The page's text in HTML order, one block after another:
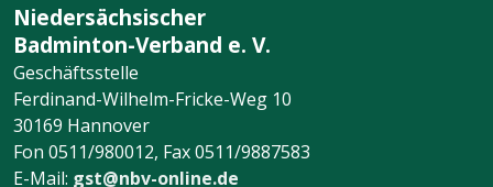
Niedersächsischer
Badminton-Verband e. V.
Geschäftsstelle
Ferdinand-Wilhelm-Fricke-Weg 10
30169 Hannover
Fon 0511/980012, Fax 0511/9887583
E-Mail: gst@nbv-online.de